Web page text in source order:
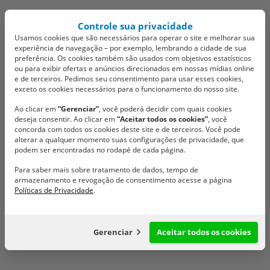
Primeira sessão de maio
é marcada por
homenagens e aprovação
de projetos na Câmara
Veja o que aconteceu na sessão ordinária de segunda-feira
11/05/2026 @ 16:26
Controle sua privacidade
Usamos cookies que são necessários para operar o site e melhorar sua
experiência de navegação – por exemplo, lembrando a cidade de sua
preferência. Os cookies também são usados com objetivos estatísticos
ou para exibir ofertas e anúncios direcionados em nossas mídias online
e de terceiros. Pedimos seu consentimento para usar esses cookies,
exceto os cookies necessários para o funcionamento do nosso site.
Ao clicar em“Gerenciar”, você poderá decidir com quais cookies
deseja consentir. Ao clicar em“Aceitar todos os cookies”, você
concorda com todos os cookies deste site e de terceiros. Você pode
alterar a qualquer momento suas configurações de privacidade, que
podem ser encontradas no rodapé de cada página.
Para saber mais sobre tratamento de dados, tempo de
armazenamento e revogação de consentimento acesse a página
Políticas de Privacidade.
Gerenciar Aceitar todos os cookies